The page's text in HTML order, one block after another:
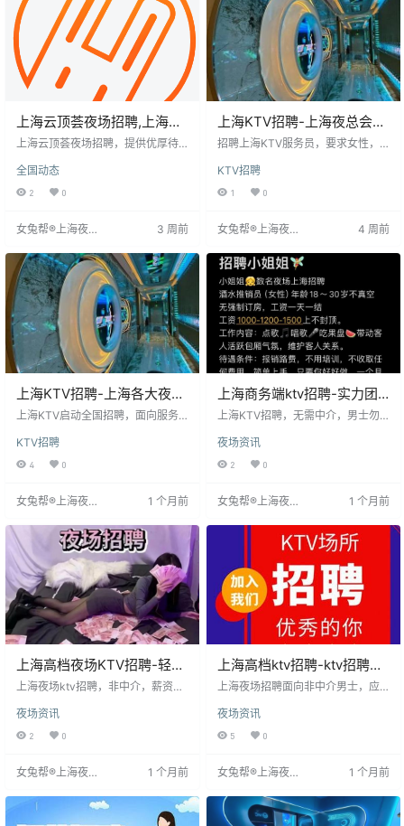
上海云顶荟夜场招聘,上海
KTV招聘,安全住宿,工作无忧
上海云顶荟夜场招聘，提供优厚待
有趣。要求身高155cm以上，形象
气质出众，具备良好沟通应变能力
及夜场文化了解。岗位涵盖服务
关技能证书。提供安全住宿，助力
全国动态
2 0
女兔帮®上海夜场
3 周前
上海KTV招聘-上海夜总会直
聘做夜场跟我就对
招聘上海KTV服务员，要求女性，1
泼开朗，服从管理。有无经验均
可，提供免费培训。待遇优厚，包
吃住，薪资10-20元起。公司注重个
创辉煌。联系时请注明来源女兔帮®
KTV招聘
1 0
女兔帮®上海夜场
4 周前
上海KTV招聘-上海各大夜场
招聘无卡无压轻松上班快乐
上海KTV启动全国招聘，面向服务
发展，鼓励员工追求自我价值。公
司直招，求职者可直接联系。应聘
时请注明从女兔帮®上海夜场招聘网
h.ypxcs.com/3977.html。
KTV招聘
4 0
女兔帮®上海夜场
1 个月前
上海商务端ktv招聘-实力团
队带飞步
上海KTV招聘，无需中介，男士勿
上，提供高额提成和奖金，收入无
上限。无需经验，有专业指导，工
作轻松，可兼职，月薪高，无需穿
招聘面试后即可上岗，适合年轻人
夜场资讯
2 0
女兔帮®上海夜场
1 个月前
上海高档夜场KTV招聘-轻松
解决想赚的难题
上海夜场ktv招聘，非中介，薪资
决于个人责任心和提成。招聘对象
为年龄18-28岁，身高160cm以上，
耐劳，有赚钱动力。上海夜场工作
夜场资讯
2 0
女兔帮®上海夜场
1 个月前
上海高档ktv招聘-ktv招聘信
息
上海夜场招聘面向非中介男士，应
必要时可化妆提升气色。夜场员工
多为经验丰富的职场人士，拥有广
作时间，招聘有实力的销售团队。
风格。
夜场资讯
5 0
女兔帮®上海夜场
1 个月前